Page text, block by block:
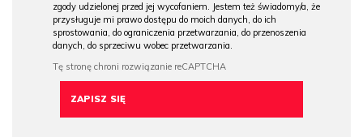
zgody udzielonej przed jej wycofaniem. Jestem też świadomy/a, że
przysługuje mi prawo dostępu do moich danych, do ich
sprostowania, do ograniczenia przetwarzania, do przenoszenia
danych, do sprzeciwu wobec przetwarzania.